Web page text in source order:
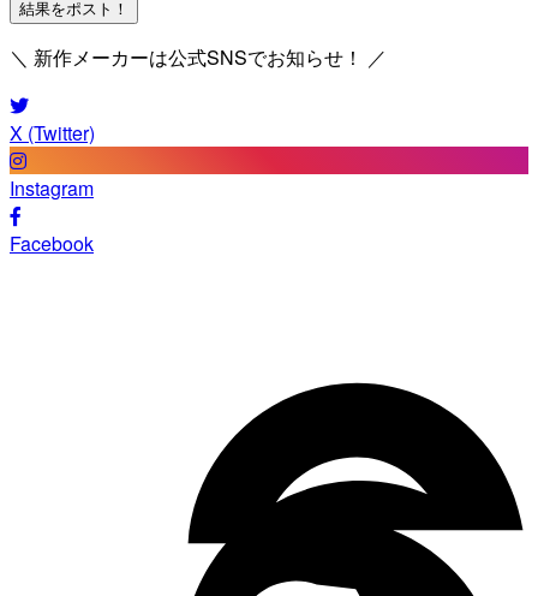
結果をポスト！
＼ 新作メーカーは公式SNSでお知らせ！ ／
X (Twitter)
Instagram
Facebook